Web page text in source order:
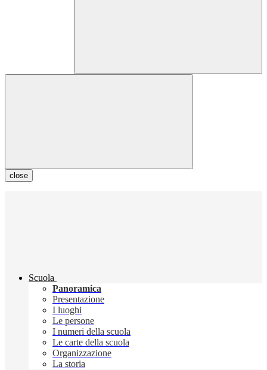
close
Scuola
Panoramica
Presentazione
I luoghi
Le persone
I numeri della scuola
Le carte della scuola
Organizzazione
La storia